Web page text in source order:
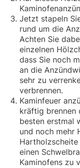
Jetzt stapeln
rund um die
Achten Sie
einzelnen
dass Sie noch
an die
sehr zu
verbrennen.
Kaminfeuer
kräftig brennen
besten erstmal
und noch mehr
Hartholzscheite
einen
Kaminofens zu